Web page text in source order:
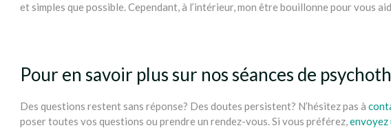
et simples que possible. Cependant, à l’intérieur, mon être bouillonne pour vous
Pour en savoir plus sur nos séances de
Des questions restent sans réponse? Des doutes persistent? N’hésitez pas à
poser toutes vos questions ou prendre un rendez-vous. Si vous préférez,envoyez